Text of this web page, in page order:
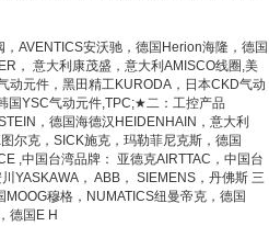
AVENTICS安沃驰，德国Herion海隆，德国
， 意大利康茂盛，意大利AMISCO线圈,美
动元件，黑田精工KURODA，日本CKD气动
国YSC气动元件,TPC;★二：工控产品
，德国海德汉HEIDENHAIN，意大利
尔克，SICK施克，玛勒菲尼克斯，德国
,中国台湾品牌： 亚德克AIRTTAC，中国台
YASKAWA， ABB， SIEMENS，丹佛斯 三
穆格，NUMATICS纽曼帝克，德国
德国E H